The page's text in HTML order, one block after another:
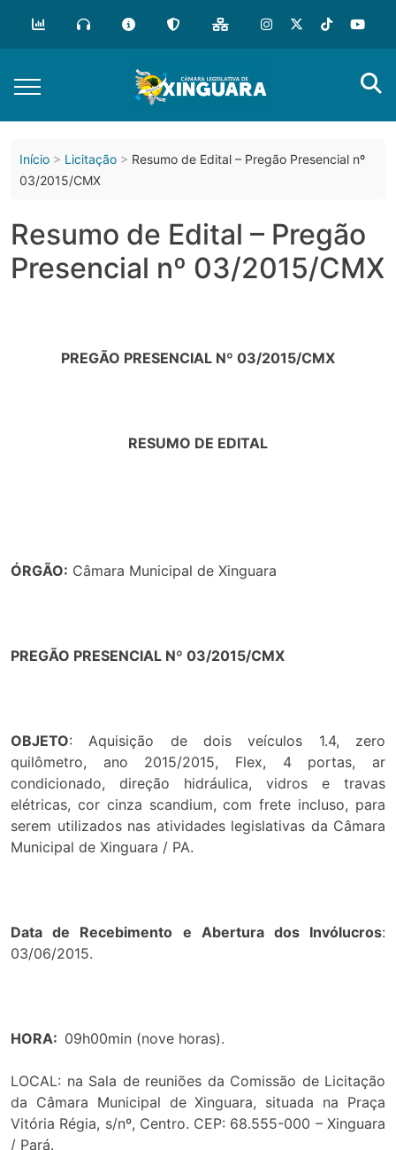
conteúdo
Início Licitação
Resumo de Edital – Pregão Presencial nº
03/2015/CMX
Resumo de Edital – Pregão
Presencial nº 03/2015/CMX
PREGÃO PRESENCIAL Nº 03/2015/CMX
RESUMO DE EDITAL
ÓRGÃO: Câmara Municipal de Xinguara
PREGÃO PRESENCIAL Nº 03/2015/CMX
OBJETO: Aquisição de dois veículos 1.4, zero
quilômetro, ano 2015/2015, Flex, 4 portas, ar
condicionado, direção hidráulica, vidros e travas
elétricas, cor cinza scandium, com frete incluso, para
serem utilizados nas atividades legislativas da Câmara
Municipal de Xinguara / PA.
Data de Recebimento e Abertura dos Invólucros:
03/06/2015.
HORA: 09h00min (nove horas).
LOCAL: na Sala de reuniões da Comissão de Licitação
da Câmara Municipal de Xinguara, situada na Praça
Vitória Régia, s/nº, Centro. CEP: 68.555-000 – Xinguara
/ Pará.